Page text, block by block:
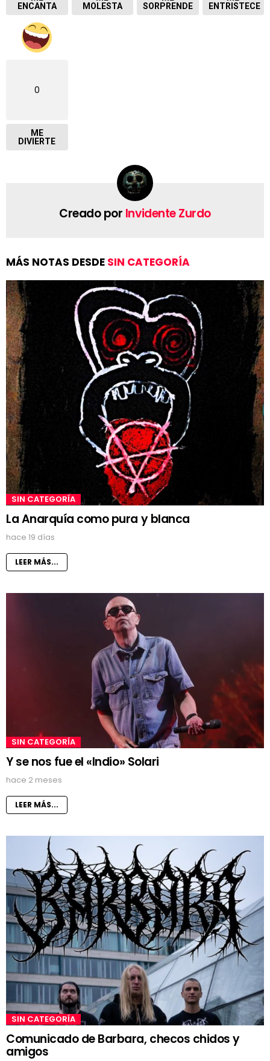
ENCANTA
MOLESTA
SORPRENDE
ENTRISTECE
0
ME
DIVIERTE
Creado por Invidente Zurdo
MÁS NOTAS DESDE SIN CATEGORÍA
SIN CATEGORÍA
La Anarquía como pura y blanca
hace 19 días
LEER MÁS...
SIN CATEGORÍA
Y se nos fue el «Indio» Solari
hace 2 meses
LEER MÁS...
SIN CATEGORÍA
Comunicado de Barbara, checos chidos y
amigos